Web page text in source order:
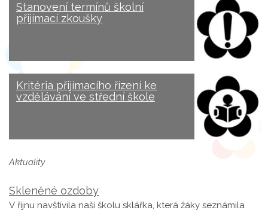
Stanovení termínů školní
přijímací zkoušky
Kritéria přijímacího řízení ke
vzdělávání ve střední škole
Aktuality
Skleněné ozdoby
V říjnu navštívila naší školu sklářka, která žáky seznámila